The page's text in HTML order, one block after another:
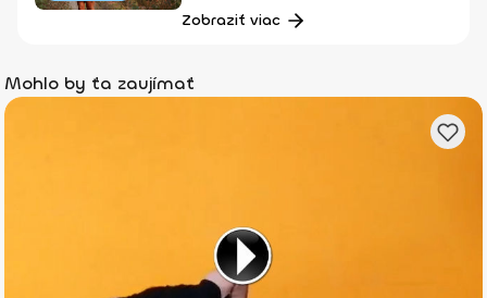
Zobraziť viac
Mohlo by ťa zaujímať